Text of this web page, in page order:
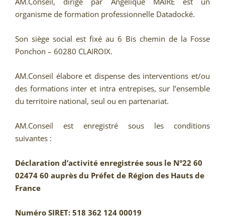
organisme de formation professionnelle Datadocké.
Son siège social est fixé au 6 Bis chemin de la Fosse
Ponchon – 60280 CLAIROIX.
AM.Conseil élabore et dispense des interventions et/ou
des formations inter et intra entrepises, sur l’ensemble
du territoire national, seul ou en partenariat.
AM.Conseil est enregistré sous les conditions
suivantes :
Déclaration d’activité enregistrée sous le N°22 60
02474 60 auprès du Préfet de Région des Hauts de
France
Numéro SIRET: 518 362 124 00019